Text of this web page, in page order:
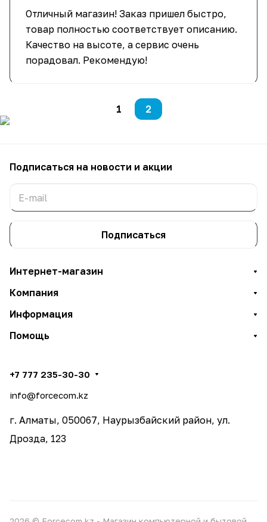
Отличный магазин! Заказ пришел быстро,
товар полностью соответствует описанию.
Качество на высоте, а сервис очень
порадовал. Рекомендую!
1 2
Подписаться на новости и акции
Подписаться
Интернет-магазин
Компания
Информация
Помощь
+7 777 235-30-30
info@forcecom.kz
г. Алматы, 050067, Наурызбайский район, ул.
Дрозда, 123